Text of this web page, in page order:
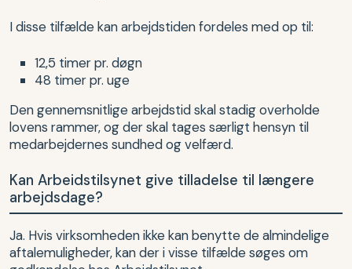
I disse tilfælde kan arbejdstiden fordeles med op til:
12,5 timer pr. døgn
48 timer pr. uge
Den gennemsnitlige arbejdstid skal stadig overholde
lovens rammer, og der skal tages særligt hensyn til
medarbejdernes sundhed og velfærd.
Kan Arbeidstilsynet give tilladelse til længere
arbejdsdage?
Ja. Hvis virksomheden ikke kan benytte de almindelige
aftalemuligheder, kan der i visse tilfælde søges om